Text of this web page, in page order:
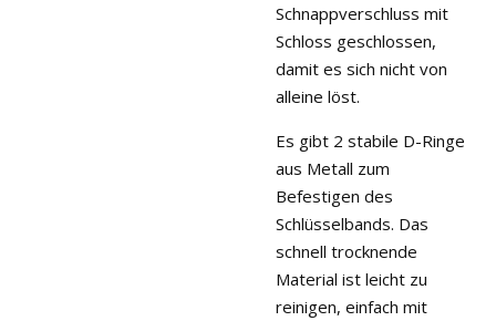
Schnappverschluss mit
Schloss geschlossen,
damit es sich nicht von
alleine löst.
Es gibt 2 stabile D-Ringe
aus Metall zum
Befestigen des
Schlüsselbands. Das
schnell trocknende
Material ist leicht zu
reinigen, einfach mit